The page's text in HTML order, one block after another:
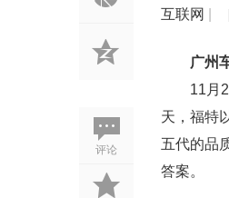
评论
互联网
广州
11月
天，福特
五代的品
答案。